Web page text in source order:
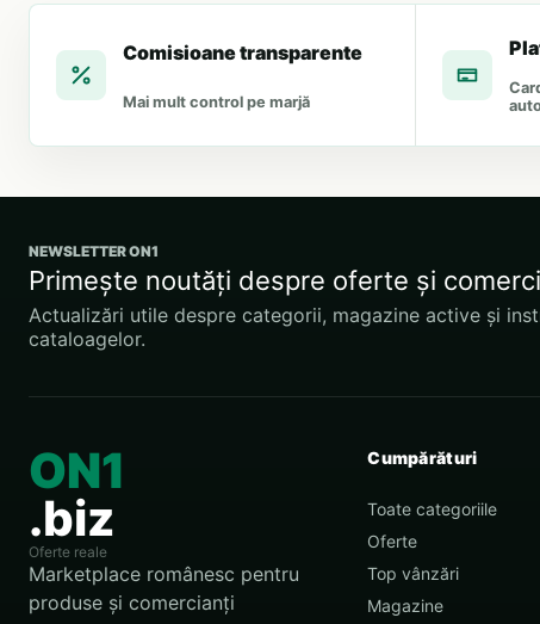
Comisioane transparente
Mai mult control pe marjă
NEWSLETTER ON1
Primește noutăți despre oferte și
Actualizări utile despre categorii, magazine active și
cataloagelor.
ON1
.biz
Oferte reale
Marketplace românesc pentru
produse și comercianți
Cumpărături
Toate categoriile
Oferte
Top vânzări
Magazine